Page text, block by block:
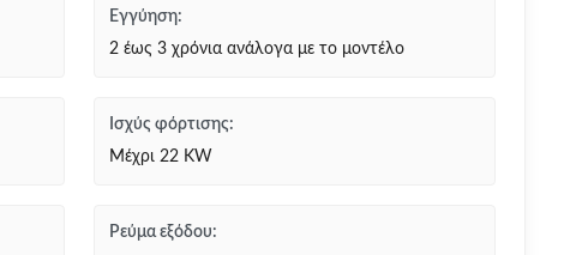
Εγγύηση:
2 έως 3 χρόνια ανάλογα με το μοντέλο
Ισχύς φόρτισης:
Μέχρι 22 KW
Ρεύμα εξόδου: